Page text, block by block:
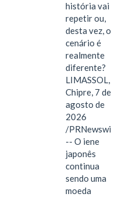
história vai se
repetir ou,
desta vez, o
cenário é
realmente
diferente?
LIMASSOL,
Chipre, 7 de
agosto de
2026
/PRNewswire/
-- O iene
japonês
continua
sendo uma
moeda